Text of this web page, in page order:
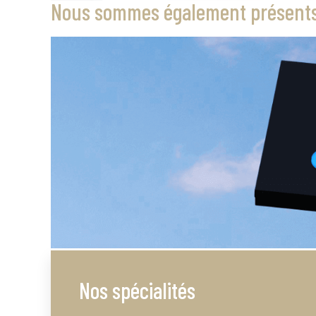
Nous sommes également
Nos spécialités